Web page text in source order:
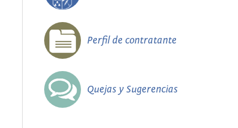
Perfil de contratante
Quejas y Sugerencias